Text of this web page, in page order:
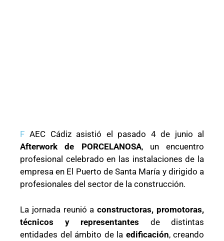
F AEC Cádiz asistió el pasado 4 de junio al
Afterwork de PORCELANOSA, un encuentro
profesional celebrado en las instalaciones de la
empresa en El Puerto de Santa María y dirigido a
profesionales del sector de la construcción.
La jornada reunió aconstructoras, promotoras,
técnicos y representantes de distintas
entidades del ámbito de la edificación, creando